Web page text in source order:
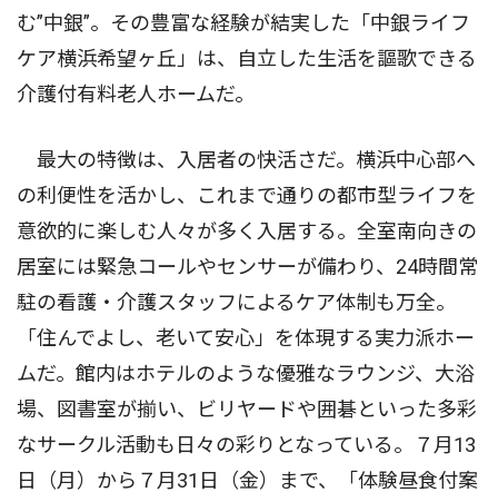
む”中銀”。その豊富な経験が結実した「中銀ライフ
ケア横浜希望ヶ丘」は、自立した生活を謳歌できる
介護付有料老人ホームだ。
最大の特徴は、入居者の快活さだ。横浜中心部へ
の利便性を活かし、これまで通りの都市型ライフを
意欲的に楽しむ人々が多く入居する。全室南向きの
居室には緊急コールやセンサーが備わり、24時間常
駐の看護・介護スタッフによるケア体制も万全。
「住んでよし、老いて安心」を体現する実力派ホー
ムだ。館内はホテルのような優雅なラウンジ、大浴
場、図書室が揃い、ビリヤードや囲碁といった多彩
なサークル活動も日々の彩りとなっている。７月13
日（月）から７月31日（金）まで、「体験昼食付案